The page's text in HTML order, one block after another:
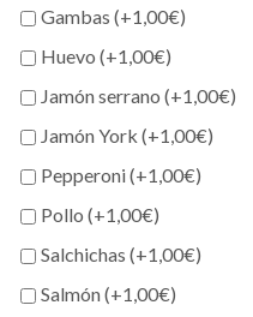
Gambas (+1,00€)
Huevo (+1,00€)
Jamón serrano (+1,00€)
Jamón York (+1,00€)
Pepperoni (+1,00€)
Pollo (+1,00€)
Salchichas (+1,00€)
Salmón (+1,00€)